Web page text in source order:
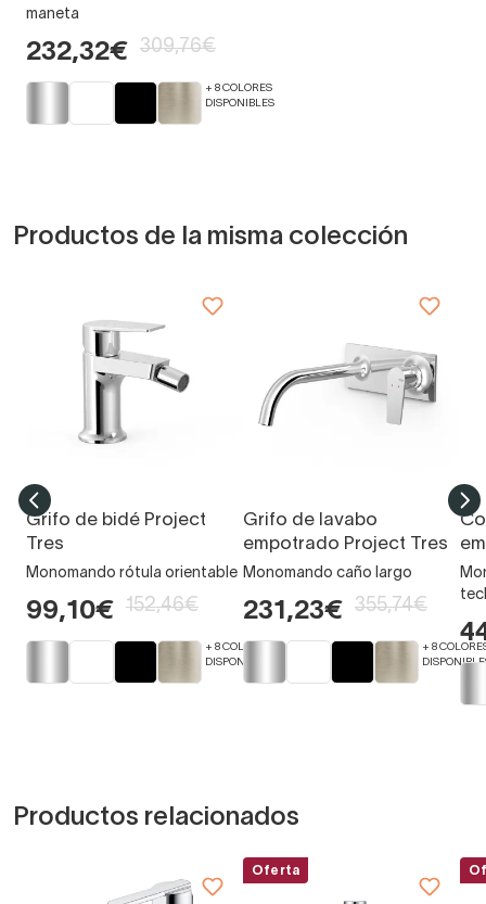
maneta
232,32€ 309,76€
+ 8 COLORES
DISPONIBLES
Productos de la misma colección
Grifo de bidé Project
Tres
Monomando rótula orientable
99,10€ 152,46€
+ 8 COLORES
DISPONIBLES
Grifo de lavabo
empotrado Project Tres
Monomando caño largo
231,23€ 355,74€
+ 8
Productos relacionados
Oferta